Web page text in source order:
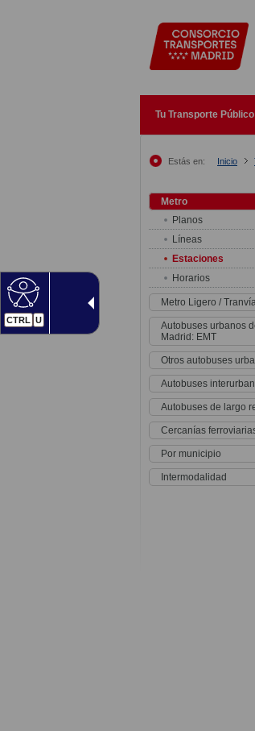
CTRL U
Tu Transporte Público
Estás en: Inicio
Metro
Planos
Líneas
Estaciones
Horarios
Metro Ligero / Tranvía
Autobuses urbanos
Madrid: EMT
Otros autobuses
Autobuses
Autobuses de largo
Cercanías
Por municipio
Intermodalidad